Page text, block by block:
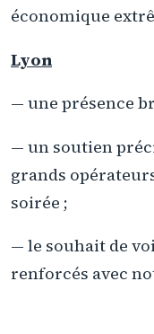
économique
Lyon
— une présence
— un soutien
grands
soirée ;
— le souhait de
renforcés avec